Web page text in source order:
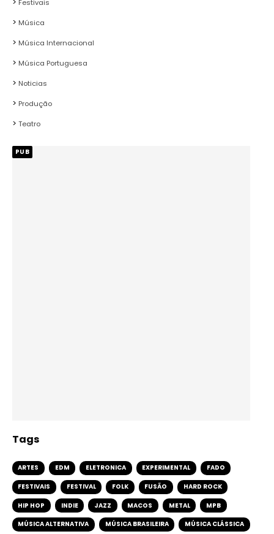
Festivais
Música
Música Internacional
Música Portuguesa
Noticias
Produção
Teatro
PUB
Tags
ARTES EDM ELETRONICA EXPERIMENTAL FADO
FESTIVAIS FESTIVAL FOLK FUSÃO HARD ROCK
HIP HOP INDIE JAZZ MACOS METAL MPB
MÚSICA ALTERNATIVA MÚSICA BRASILEIRA MÚSICA CLÁSSICA